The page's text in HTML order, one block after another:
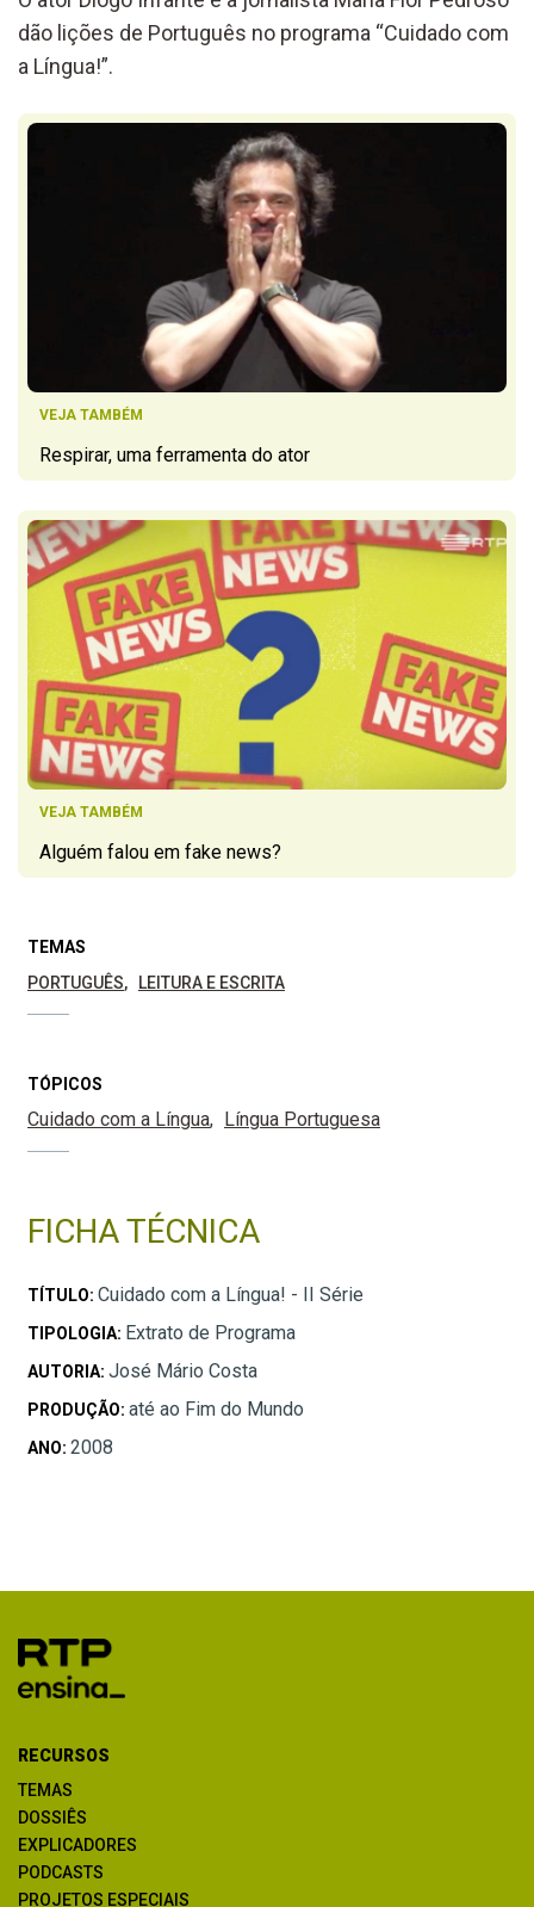
dão lições de Português no programa “Cuidado com
a Língua!”.
VEJA TAMBÉM
Respirar, uma ferramenta do ator
VEJA TAMBÉM
Alguém falou em fake news?
TEMAS
PORTUGUÊS
LEITURA E ESCRITA
TÓPICOS
Cuidado com a Língua Língua Portuguesa
FICHA TÉCNICA
TÍTULO: Cuidado com a Língua! - II Série
TIPOLOGIA: Extrato de Programa
AUTORIA: José Mário Costa
PRODUÇÃO: até ao Fim do Mundo
ANO: 2008
RECURSOS
TEMAS
DOSSIÊS
EXPLICADORES
PODCASTS
PROJETOS ESPECIAIS